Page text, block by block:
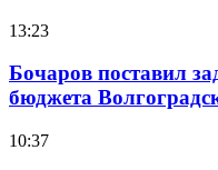
13:23
Бочаров поставил
бюджета
10:37